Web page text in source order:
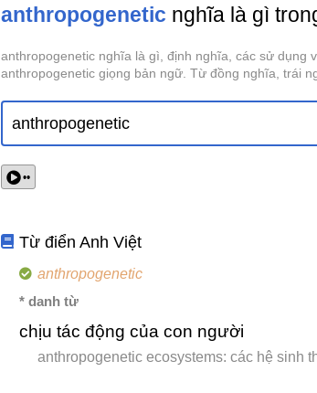
anthropogenetic nghĩa là gì
anthropogenetic nghĩa là gì, định nghĩa, các sử dụng
anthropogenetic giọng bản ngữ. Từ đồng nghĩa, trái
••
Từ điển Anh Việt
anthropogenetic
* danh từ
chịu tác động của con người
anthropogenetic ecosystems: các hệ sinh